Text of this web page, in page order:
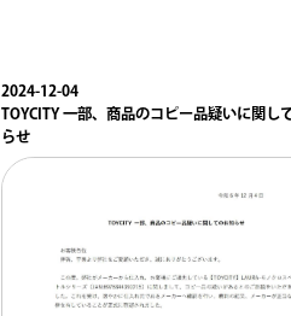
2024-12-04
TOYCITY 一部、商品のコピー品疑いに関し
らせ